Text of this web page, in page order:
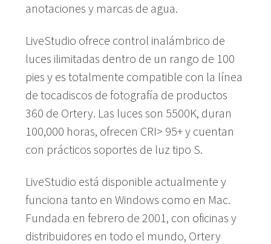
anotaciones y marcas de agua.
LiveStudio ofrece control inalámbrico de
luces ilimitadas dentro de un rango de 100
pies y es totalmente compatible con la línea
de tocadiscos de fotografía de productos
360 de Ortery. Las luces son 5500K, duran
100,000 horas, ofrecen CRI> 95+ y cuentan
con prácticos soportes de luz tipo S.
LiveStudio está disponible actualmente y
funciona tanto en Windows como en Mac.
Fundada en febrero de 2001, con oficinas y
distribuidores en todo el mundo, Ortery